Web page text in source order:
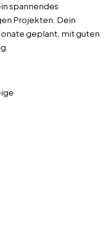
spannendes
Projekten. Dein
geplant, mit guten